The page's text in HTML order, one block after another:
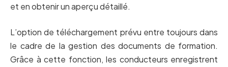
et en obtenir un aperçu détaillé.
L’option de téléchargement prévu entre toujours dans
le cadre de la gestion des documents de formation.
Grâce à cette fonction, les conducteurs enregistrent